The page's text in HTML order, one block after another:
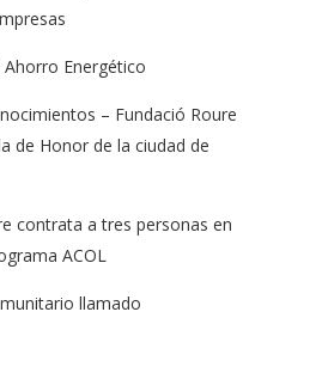
Energético
– Fundació Roure
de Honor de la ciudad de
contrata a tres personas en
ACOL
llamado